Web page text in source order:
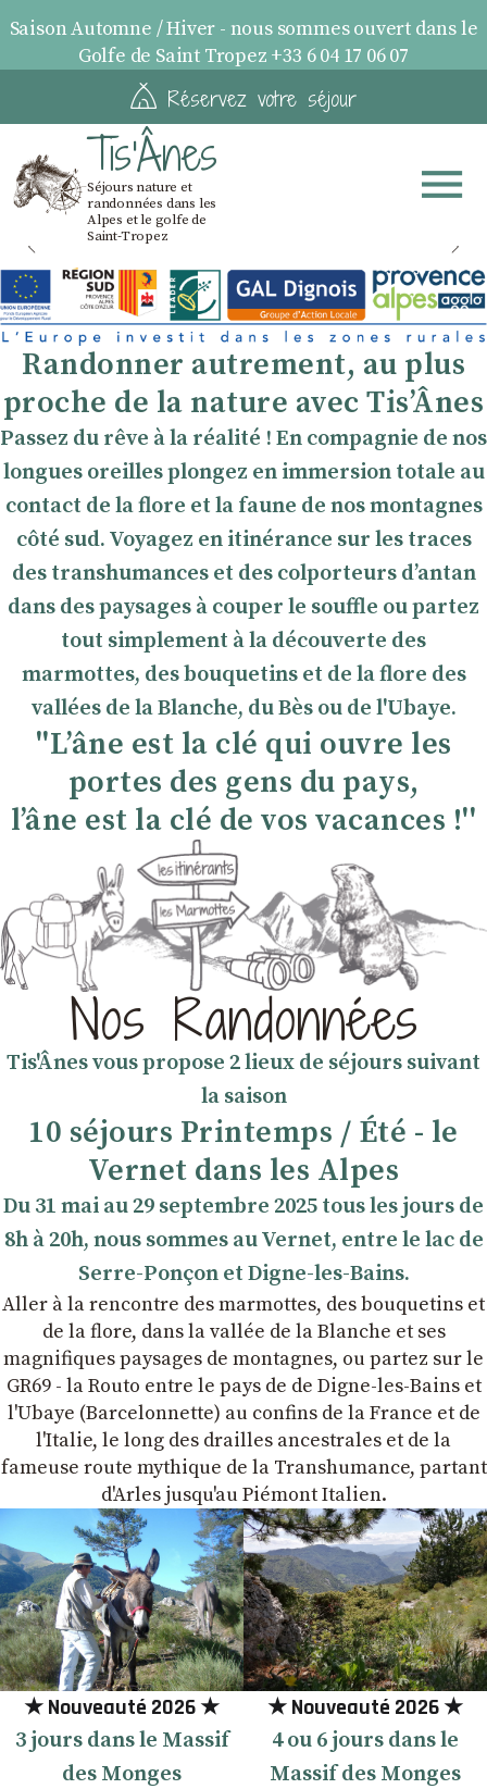
Saison Automne / Hiver - nous sommes ouvert dans le
Golfe de Saint Tropez +33 6 04 17 06 07
Réservez votre séjour
Tis'Ânes
Séjours nature et
randonnées dans les
Alpes et le golfe de
Saint-Tropez
10 Séjours dans les Alpes
LE VERNET - Saison Printemps / Été
Randonner autrement, au plus
proche de la nature avec TisʼÂnes
Passez du rêve à la réalité ! En compagnie de nos
longues oreilles plongez en immersion totale au
contact de la flore et la faune de nos montagnes
côté sud. Voyagez en itinérance sur les traces
des transhumances et des colporteurs dʼantan
dans des paysages à couper le souffle ou partez
tout simplement à la découverte des
marmottes, des bouquetins et de la flore des
vallées de la Blanche, du Bès ou de l'Ubaye.
''Lʼâne est la clé qui ouvre les
portes des gens du pays,
lʼâne est la clé de vos vacances !''
Nos Randonnées
Tis'Ânes vous propose 2 lieux de séjours suivant
la saison
10 séjours Printemps / Été - le
Vernet dans les Alpes
Du 31 mai au 29 septembre 2025 tous les jours de
8h à 20h, nous sommes au Vernet, entre le lac de
Serre-Ponçon et Digne-les-Bains.
Aller à la rencontre des marmottes, des bouquetins et
de la flore, dans la vallée de la Blanche et ses
magnifiques paysages de montagnes, ou partez sur le
GR69 - la Routo entre le pays de de Digne-les-Bains et
l'Ubaye (Barcelonnette) au confins de la France et de
l'Italie, le long des drailles ancestrales et de la
fameuse route mythique de la Transhumance, partant
d'Arles jusqu'au Piémont Italien.
★ Nouveauté 2026 ★
3 jours dans le Massif
des Monges
★ Nouveauté 2026 ★
4 ou 6 jours dans le
Massif des Monges